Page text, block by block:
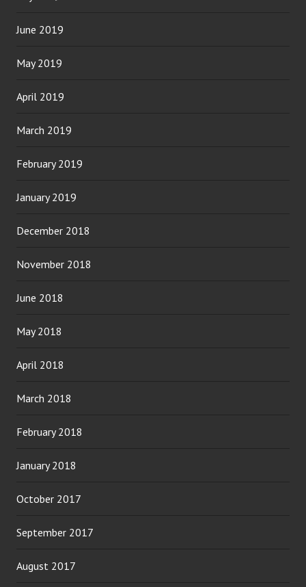
June 2019
May 2019
April 2019
March 2019
February 2019
January 2019
December 2018
November 2018
June 2018
May 2018
April 2018
March 2018
February 2018
January 2018
October 2017
September 2017
August 2017